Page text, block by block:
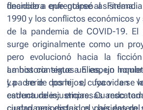
decidido a enfrentarse al sistema.
financiera que golpeó a
1990 y los conflictos económicos y
de la pandemia de COVID-19. El
surge originalmente como un
pero evolucionó hacia la
ambos contextos un espejo
La serie pone el foco en
estructurales: empresas
ciudadanos excluidos y heridas
La historia sigue a Elias, un
y padre de dos hijos, cuya vida se
cadena de injusticias. Cuando
cuatro periodistas, el país entero